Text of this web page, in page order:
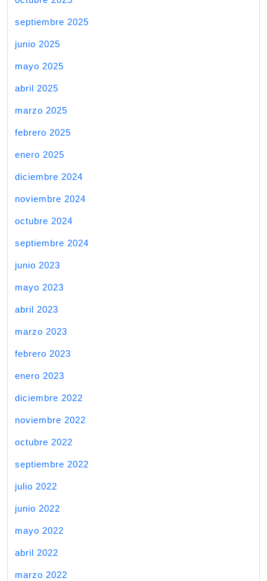
septiembre 2025
junio 2025
mayo 2025
abril 2025
marzo 2025
febrero 2025
enero 2025
diciembre 2024
noviembre 2024
octubre 2024
septiembre 2024
junio 2023
mayo 2023
abril 2023
marzo 2023
febrero 2023
enero 2023
diciembre 2022
noviembre 2022
octubre 2022
septiembre 2022
julio 2022
junio 2022
mayo 2022
abril 2022
marzo 2022